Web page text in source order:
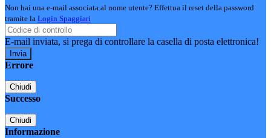
Non hai una e-mail associata al nome utente? Effettua il reset della password
tramite la Login Spaggiari
E-mail inviata, si prega di controllare la casella di posta elettronica!
Errore
Chiudi
Successo
Chiudi
Informazione